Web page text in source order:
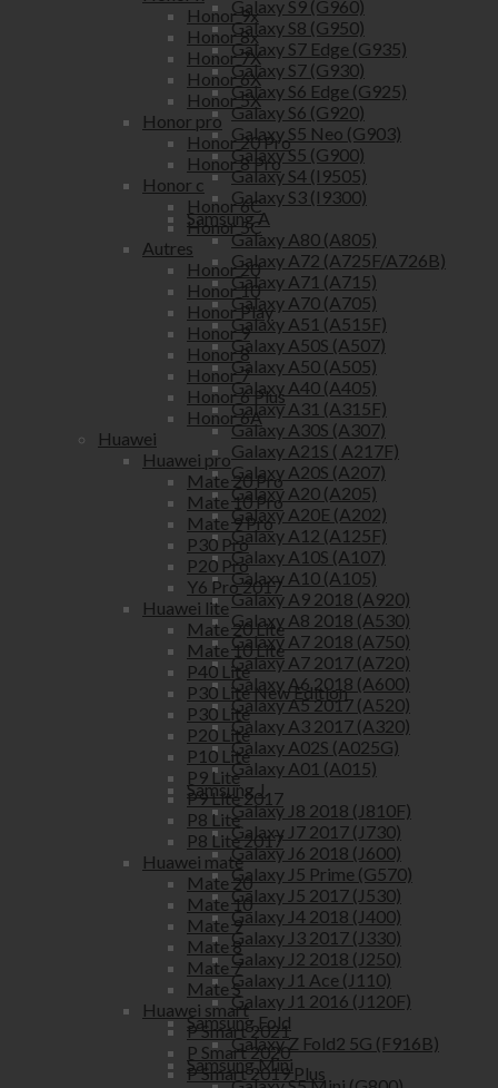
Galaxy S9 (G960)
Galaxy S8 (G950)
Galaxy S7 Edge (G935)
Galaxy S7 (G930)
Galaxy S6 Edge (G925)
Galaxy S6 (G920)
Galaxy S5 Neo (G903)
Galaxy S5 (G900)
Galaxy S4 (I9505)
Galaxy S3 (I9300)
Samsung A
Galaxy A80 (A805)
Galaxy A72 (A725F/A726B)
Galaxy A71 (A715)
Galaxy A70 (A705)
Galaxy A51 (A515F)
Galaxy A50S (A507)
Galaxy A50 (A505)
Galaxy A40 (A405)
Galaxy A31 (A315F)
Galaxy A30S (A307)
Galaxy A21S ( A217F)
Galaxy A20S (A207)
Galaxy A20 (A205)
Galaxy A20E (A202)
Galaxy A12 (A125F)
Galaxy A10S (A107)
Galaxy A10 (A105)
Galaxy A9 2018 (A920)
Galaxy A8 2018 (A530)
Galaxy A7 2018 (A750)
Galaxy A7 2017 (A720)
Galaxy A6 2018 (A600)
Galaxy A5 2017 (A520)
Galaxy A3 2017 (A320)
Galaxy A02S (A025G)
Galaxy A01 (A015)
Samsung J
Galaxy J8 2018 (J810F)
Galaxy J7 2017 (J730)
Galaxy J6 2018 (J600)
Galaxy J5 Prime (G570)
Galaxy J5 2017 (J530)
Galaxy J4 2018 (J400)
Galaxy J3 2017 (J330)
Galaxy J2 2018 (J250)
Galaxy J1 Ace (J110)
Galaxy J1 2016 (J120F)
Samsung Fold
Galaxy Z Fold2 5G (F916B)
Samsung Mini
Honor 9x
Honor 8x
Honor 7X
Honor 6X
Honor 5X
Honor pro
Honor 20 Pro
Honor 8 Pro
Honor c
Honor 6C
Honor 5C
Autres
Honor 20
Honor 10
Honor Play
Honor 9
Honor 8
Honor 7
Honor 6 Plus
Honor 6A
Huawei
Huawei pro
Mate 20 Pro
Mate 10 Pro
Mate 9 Pro
P30 Pro
P20 Pro
Y6 Pro 2017
Huawei lite
Mate 20 Lite
Mate 10 Lite
P40 Lite
P30 Lite New Edition
P30 Lite
P20 Lite
P10 Lite
P9 Lite
P9 Lite 2017
P8 Lite
P8 Lite 2017
Huawei mate
Mate 20
Mate 10
Mate 9
Mate 8
Mate 7
Mate S
Huawei smart
P Smart 2021
P Smart 2020
P Smart 2019 Plus